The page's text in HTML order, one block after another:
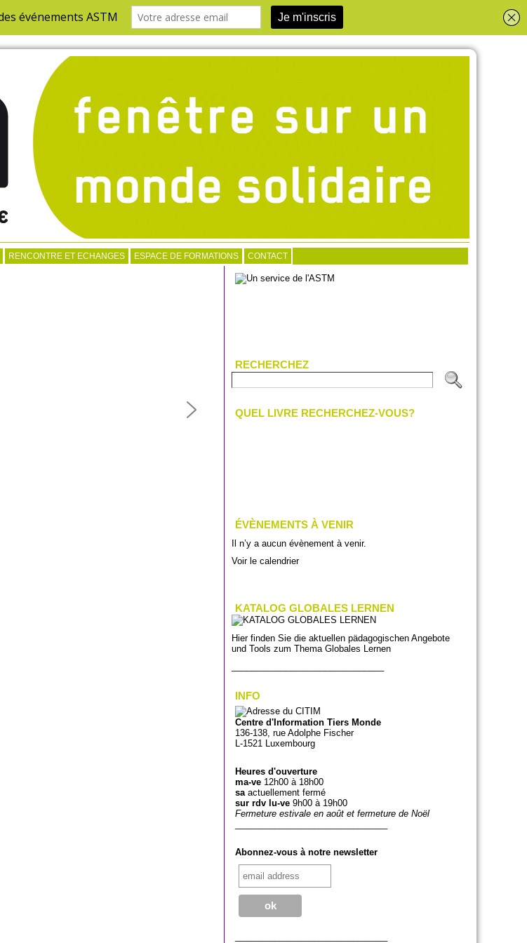
RENCONTRE ET ECHANGES ESPACE DE FORMATIONS CONTACT
RECHERCHEZ
QUEL LIVRE RECHERCHEZ-VOUS?
ÉVÈNEMENTS À VENIR
Il n’y a aucun évènement à venir.
Voir le calendrier
KATALOG GLOBALES LERNEN
Hier finden Sie die aktuellen pädagogischen Angebote
und Tools zum Thema Globales Lernen
INFO
Centre d'Information Tiers Monde
136-138, rue Adolphe Fischer
L-1521 Luxembourg
Heures d'ouverture
ma-ve 12h00 à 18h00
saactuellement fermé
sur rdv lu-ve 9h00 à 19h00
Fermeture estivale en août et fermeture de Noël
Abonnez-vous à notre newsletter